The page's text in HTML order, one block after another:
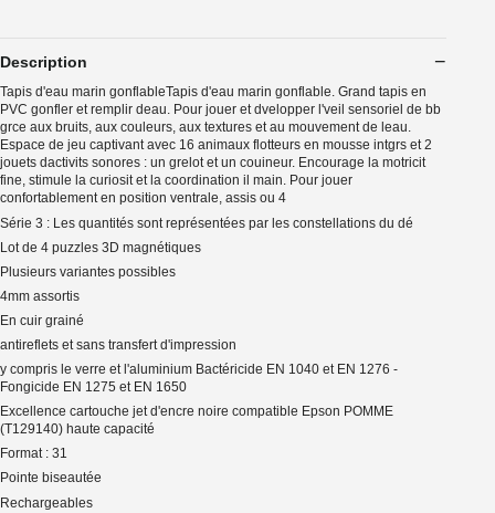
Description
Tapis d'eau marin gonflableTapis d'eau marin gonflable. Grand tapis en
PVC gonfler et remplir deau. Pour jouer et dvelopper l'veil sensoriel de bb
grce aux bruits, aux couleurs, aux textures et au mouvement de leau.
Espace de jeu captivant avec 16 animaux flotteurs en mousse intgrs et 2
jouets dactivits sonores : un grelot et un couineur. Encourage la motricit
fine, stimule la curiosit et la coordination il main. Pour jouer
confortablement en position ventrale, assis ou 4
Série 3 : Les quantités sont représentées par les constellations du dé
Lot de 4 puzzles 3D magnétiques
Plusieurs variantes possibles
4mm assortis
En cuir grainé
antireflets et sans transfert d'impression
y compris le verre et l'aluminium Bactéricide EN 1040 et EN 1276 -
Fongicide EN 1275 et EN 1650
Excellence cartouche jet d'encre noire compatible Epson POMME
(T129140) haute capacité
Format : 31
Pointe biseautée
Rechargeables